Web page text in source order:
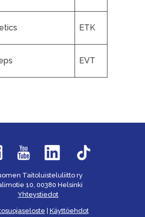
ETK
EVT
Taitoluisteluliitto ry
10, 00380 Helsinki
Yhteystiedot
| Käyttöehdot